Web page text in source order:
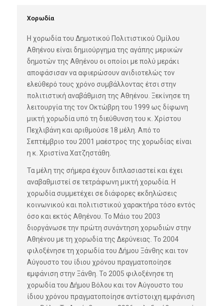
Χορωδία
Η χορωδία του Δημοτικού Πολιτιστικού Ομίλου
Αθηένου είναι δημιούργημα της αγάπης μερικών
δημοτών της Αθηένου οι οποίοι με πολύ μεράκι
αποφάσισαν να αφιερώσουν ανιδιοτελώς τον
ελεύθερό τους χρόνο συμβάλλοντας έτσι στην
πολιτιστική αναβάθμιση της Αθηένου. Ξεκίνησε τη
λειτουργία της τον Οκτώβρη του 1999 ως δίφωνη
μικτή χορωδία υπό τη διεύθυνση του κ. Χρίστου
Πεχλιβάνη και αριθμούσε 18 μέλη. Από το
Σεπτέμβριο του 2001 μαέστρος της χορωδίας είναι
η κ. Χριστίνα Χατζηστάθη.
Τα μέλη της σήμερα έχουν διπλασιαστεί και έχει
αναβαθμιστεί σε τετράφωνη μικτή χορωδία. Η
χορωδία συμμετέχει σε διάφορες εκδηλώσεις
κοινωνικού και πολιτιστικού χαρακτήρα τόσο εντός
όσο και εκτός Αθηένου. Το Μάιο του 2003
διοργάνωσε την πρώτη συνάντηση χορωδιών στην
Αθηένου με τη χορωδία της Δερύνειας. Το 2004
φιλοξένησε τη χορωδία του Δήμου Ξάνθης και τον
Αύγουστο του ίδιου χρόνου πραγματοποίησε
εμφάνιση στην Ξάνθη. Το 2005 φιλοξένησε τη
χορωδία του Δήμου Βόλου και τον Αύγουστο του
ίδιου χρόνου πραγματοποίησε αντίστοιχη εμφάνιση